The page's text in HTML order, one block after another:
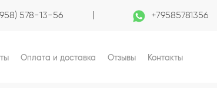
578-13-56 +79585781356
Оплата и доставка Отзывы Контакты